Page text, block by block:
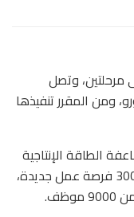
وتصل
إلى 40 مليون يورو، ومن المقرر تنفيذها
الطاقة الإنتاجية
للشركة، كما ستوفر المرحلة الأولى نحو 3000 فرصة عمل جديدة،